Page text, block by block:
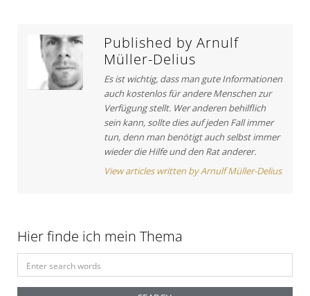
Published by Arnulf
Müller-Delius
Es ist wichtig, dass man gute Informationen
auch kostenlos für andere Menschen zur
Verfügung stellt. Wer anderen behilflich
sein kann, sollte dies auf jeden Fall immer
tun, denn man benötigt auch selbst immer
wieder die Hilfe und den Rat anderer.
View articles written by Arnulf Müller-Delius
Hier finde ich mein Thema
e